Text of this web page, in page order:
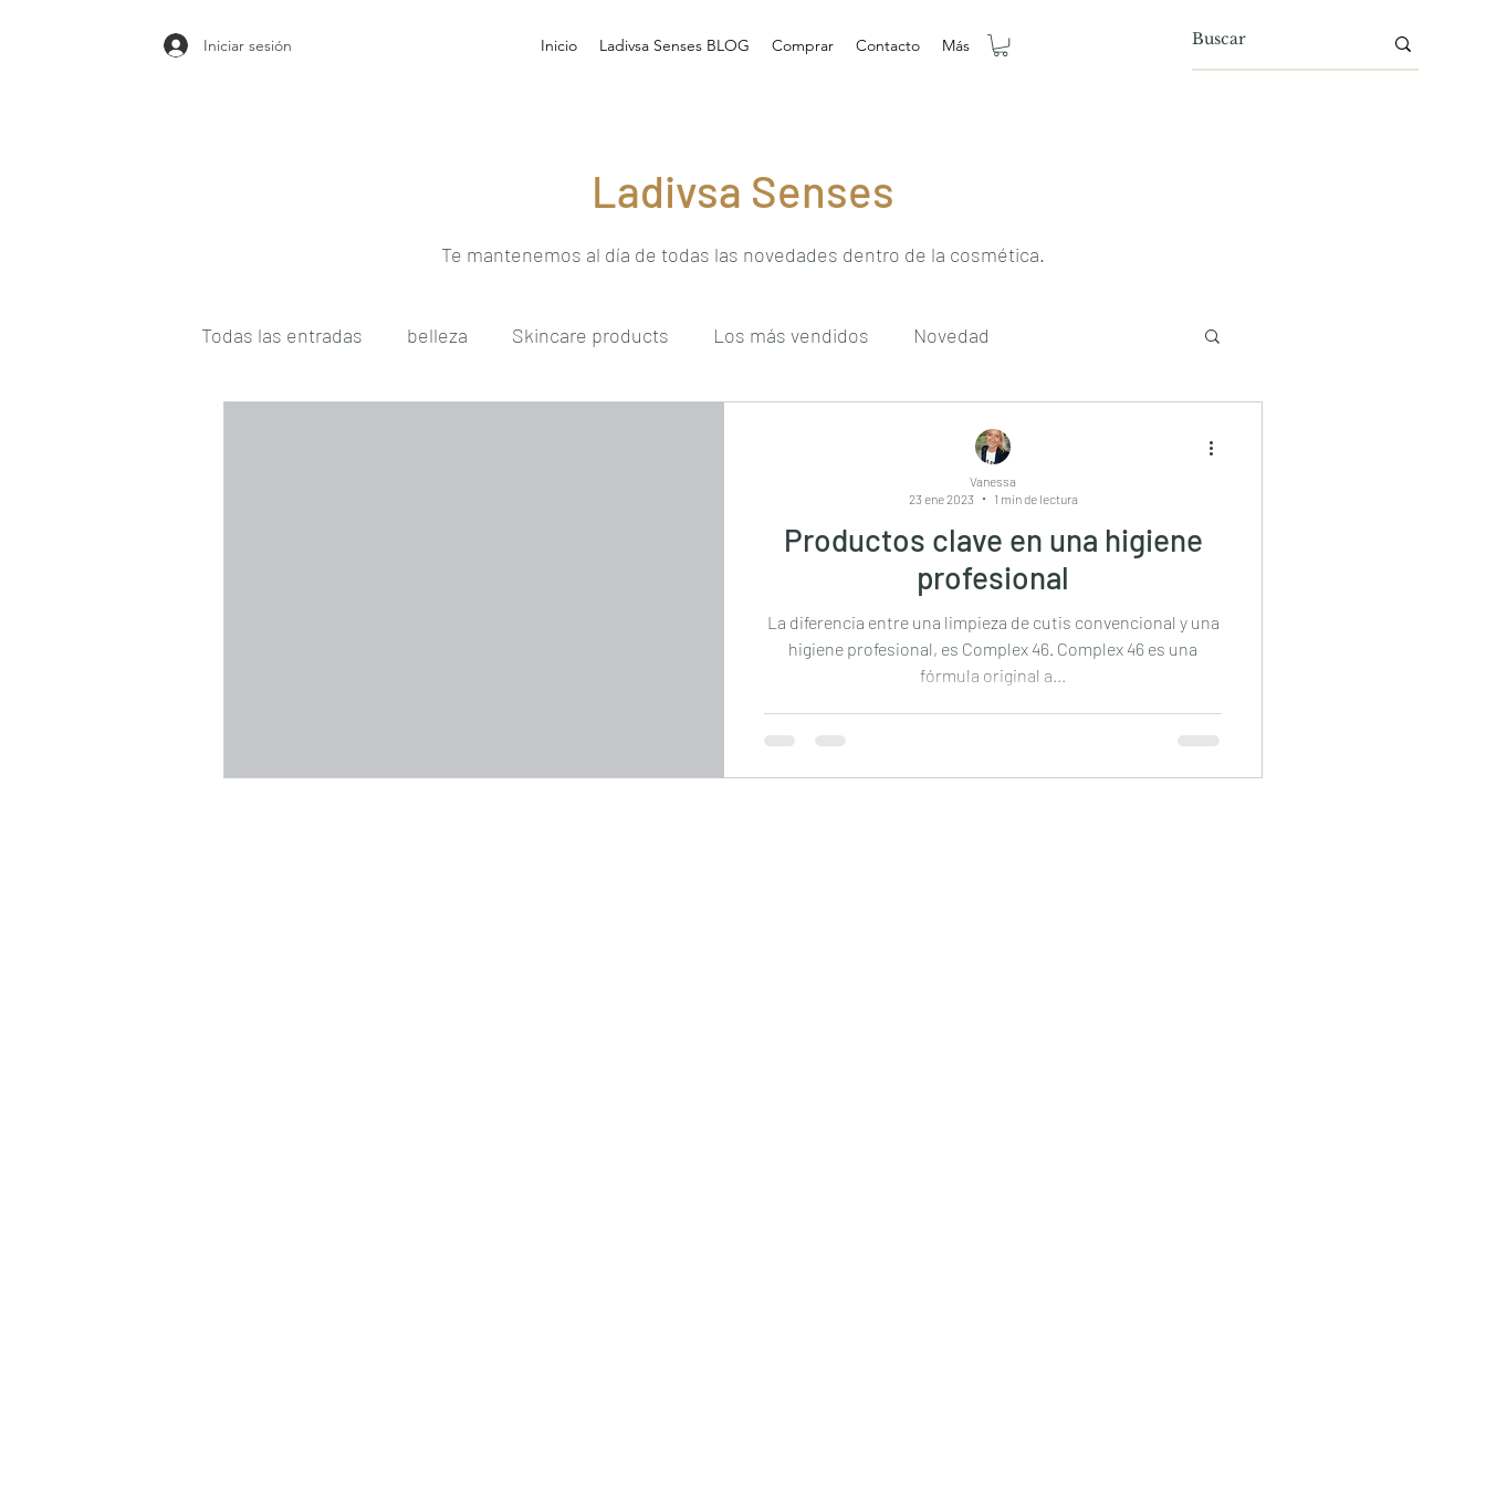
Iniciar sesión Inicio Ladivsa Senses BLOG Comprar Contacto Más
Ladivsa Senses
Te mantenemos al día de todas las novedades dentro de la cosmética.
Todas las entradas belleza Skincare products Los más vendidos Novedad
Productos clave en una higiene
profesional
La diferencia entre una limpieza de cutis convencional y una
higiene profesional, es Complex 46. Complex 46 es una
fórmula original a...
Vanessa
23 ene 2023
1 min de lectura